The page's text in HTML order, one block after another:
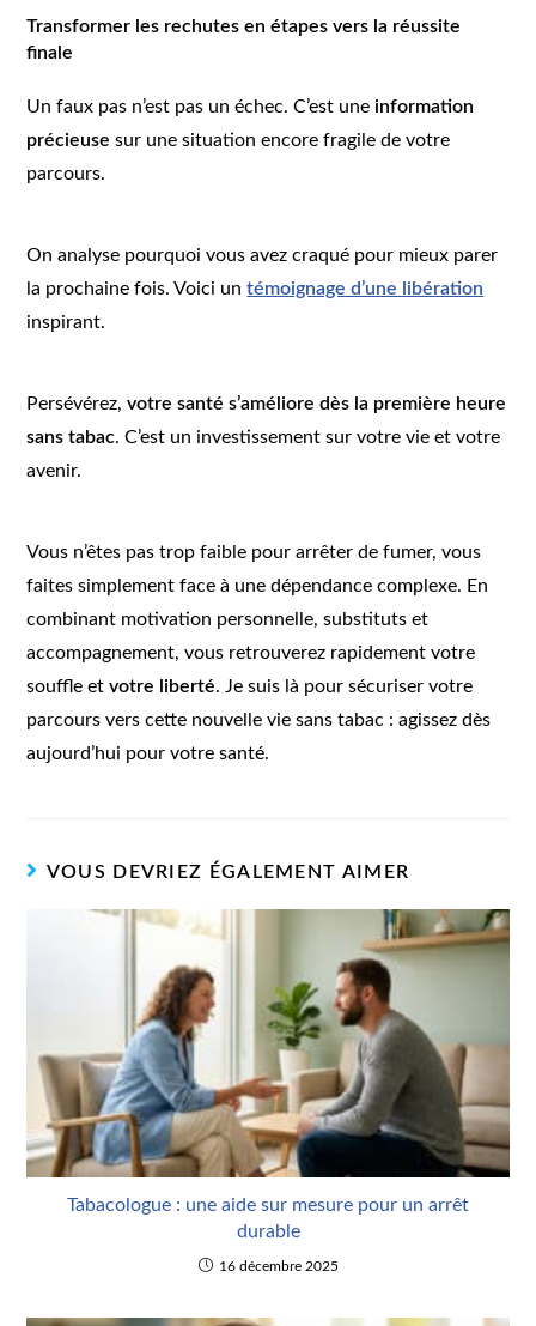
Transformer les rechutes en étapes vers la réussite
finale
Un faux pas n’est pas un échec. C’est une information
précieuse sur une situation encore fragile de votre
parcours.
On analyse pourquoi vous avez craqué pour mieux parer
la prochaine fois. Voici untémoignage d’une libération
inspirant.
Persévérez,votre santé s’améliore dès la première heure
sans tabac. C’est un investissement sur votre vie et votre
avenir.
Vous n’êtes pas trop faible pour arrêter de fumer, vous
faites simplement face à une dépendance complexe. En
combinant motivation personnelle, substituts et
accompagnement, vous retrouverez rapidement votre
souffle etvotre liberté. Je suis là pour sécuriser votre
parcours vers cette nouvelle vie sans tabac : agissez dès
aujourd’hui pour votre santé.
VOUS DEVRIEZ ÉGALEMENT AIMER
Tabacologue : une aide sur mesure pour un arrêt
durable
16 décembre 2025